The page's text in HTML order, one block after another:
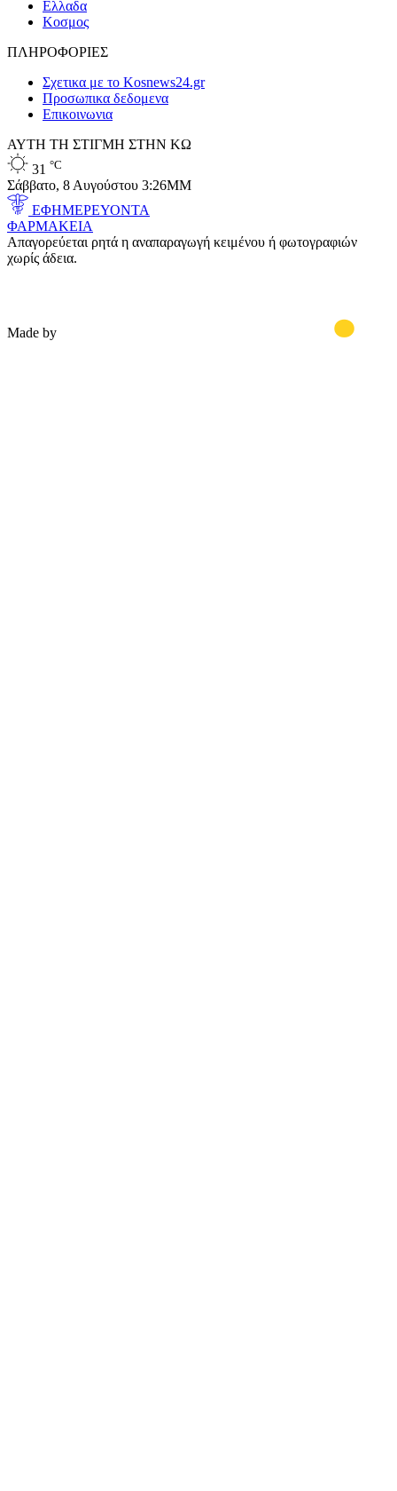
Ελλαδα
Κοσμος
ΠΛΗΡΟΦΟΡΙΕΣ
Σχετικα με το Kosnews24.gr
Προσωπικα δεδομενα
Επικοινωνια
ΑΥΤΗ ΤΗ ΣΤΙΓΜΗ ΣΤΗΝ ΚΩ
31 °C
Σάββατο, 8 Αυγούστου 3:26ΜΜ
ΕΦΗΜΕΡΕΥΟΝΤΑ
ΦΑΡΜΑΚΕΙΑ
Απαγορεύεται ρητά η αναπαραγωγή κειμένου ή φωτογραφιών
χωρίς άδεια.
Made by